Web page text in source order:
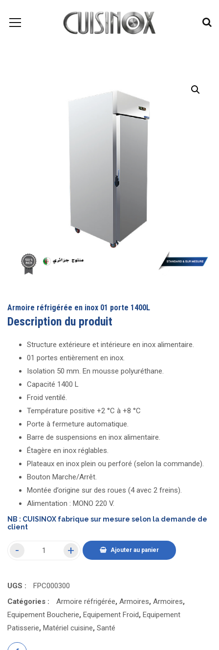
Armoire réfrigérée en inox 01 porte 1400L
Description du produit
Structure extérieure et intérieure en inox alimentaire.
01 portes entièrement en inox.
Isolation 50 mm. En mousse polyuréthane.
Capacité 1400 L
Froid ventilé.
Température positive +2 °C à +8 °C
Porte à fermeture automatique.
Barre de suspensions en inox alimentaire.
Étagère en inox réglables.
Plateaux en inox plein ou perforé (selon la commande).
Bouton Marche/Arrêt.
Montée d’origine sur des roues (4 avec 2 freins).
Alimentation : MONO 220 V.
NB : CUISINOX fabrique sur mesure selon la demande de
client
Ajouter au panier
UGS :
FPC000300
Catégories :
Armoire réfrigérée, Armoires, Armoires,
Equipement Boucherie, Equipement Froid, Equipement
Patisserie, Matériel cuisine, Santé